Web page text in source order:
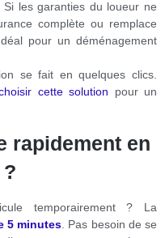
Si les garanties du loueur ne
complète ou remplace
pour un déménagement
se fait en quelques clics.
cette solution pour un
rapidement en
temporairement ? La
5 minutes . Pas besoin de se